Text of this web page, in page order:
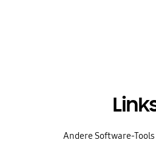
Andere Software-